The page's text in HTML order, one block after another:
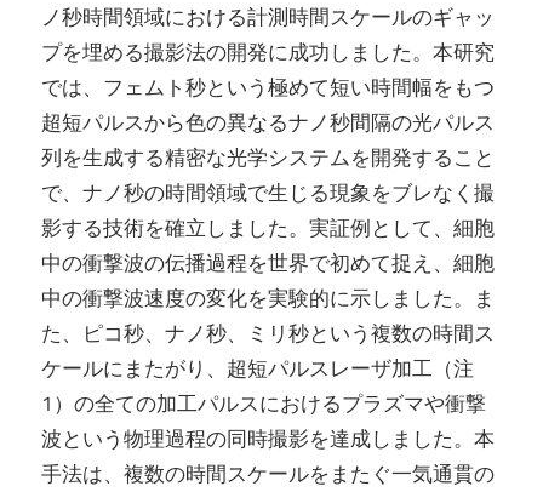
ノ秒時間領域における計測時間スケールのギャッ
プを埋める撮影法の開発に成功しました。本研究
では、フェムト秒という極めて短い時間幅をもつ
超短パルスから色の異なるナノ秒間隔の光パルス
列を生成する精密な光学システムを開発すること
で、ナノ秒の時間領域で生じる現象をブレなく撮
影する技術を確立しました。実証例として、細胞
中の衝撃波の伝播過程を世界で初めて捉え、細胞
中の衝撃波速度の変化を実験的に示しました。ま
た、ピコ秒、ナノ秒、ミリ秒という複数の時間ス
ケールにまたがり、超短パルスレーザ加工（注
1）の全ての加工パルスにおけるプラズマや衝撃
波という物理過程の同時撮影を達成しました。本
手法は、複数の時間スケールをまたぐ一気通貫の